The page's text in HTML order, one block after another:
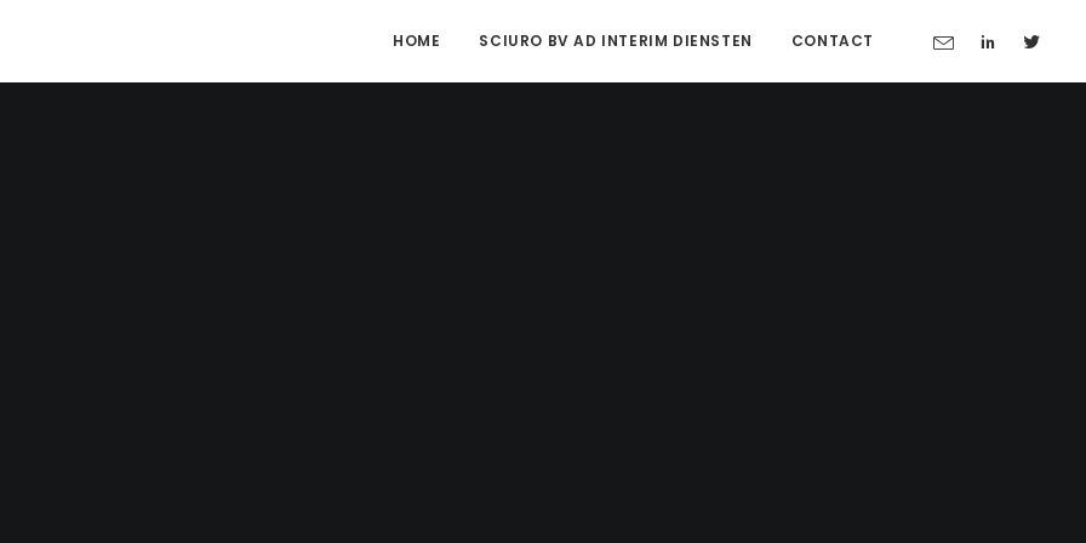
HOME SCIURO BV AD INTERIM DIENSTEN CONTACT